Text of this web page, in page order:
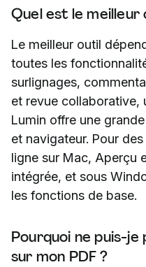
Quel est le meilleur
Le meilleur outil
toutes les
surlignages,
et revue collaborative,
Lumin offre une
et navigateur. Pour
ligne sur Mac, Aperçu
intégrée, et sous
les fonctions de base.
Pourquoi ne puis-
sur mon PDF ?